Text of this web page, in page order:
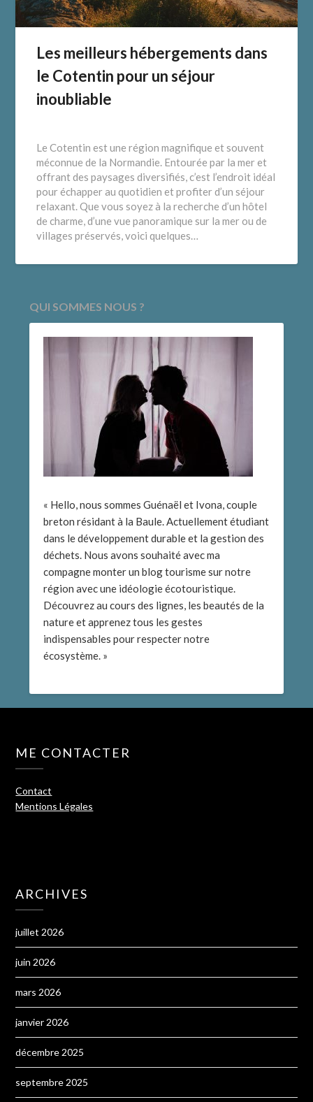
Les meilleurs hébergements dans
le Cotentin pour un séjour
inoubliable
Le Cotentin est une région magnifique et souvent
méconnue de la Normandie. Entourée par la mer et
offrant des paysages diversifiés, c’est l’endroit idéal
pour échapper au quotidien et profiter d’un séjour
relaxant. Que vous soyez à la recherche d’un hôtel
de charme, d’une vue panoramique sur la mer ou de
villages préservés, voici quelques…
QUI SOMMES NOUS ?
« Hello, nous sommes Guénaël et Ivona, couple
breton résidant à la Baule. Actuellement étudiant
dans le développement durable et la gestion des
déchets. Nous avons souhaité avec ma
compagne monter un blog tourisme sur notre
région avec une idéologie écotouristique.
Découvrez au cours des lignes, les beautés de la
nature et apprenez tous les gestes
indispensables pour respecter notre
écosystème. »
ME CONTACTER
Contact
Mentions Légales
ARCHIVES
juillet 2026
juin 2026
mars 2026
janvier 2026
décembre 2025
septembre 2025